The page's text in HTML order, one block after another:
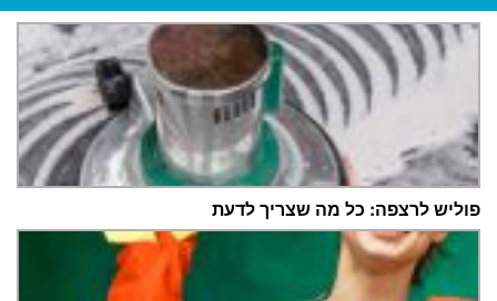
פוליש לרצפה: כל מה שצריך לדעת